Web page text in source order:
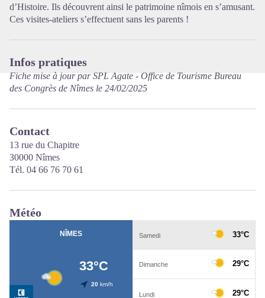
d’Histoire. Ils découvrent ainsi le patrimoine nîmois en s’amusant.
Ces visites-ateliers s’effectuent sans les parents !
Infos pratiques
Fiche mise à jour par SPL Agate - Office de Tourisme Bureau
des Congrès de Nîmes le 24/02/2025
Contact
13 rue du Chapitre
30000 Nîmes
Tél. 04 66 76 70 61
Météo